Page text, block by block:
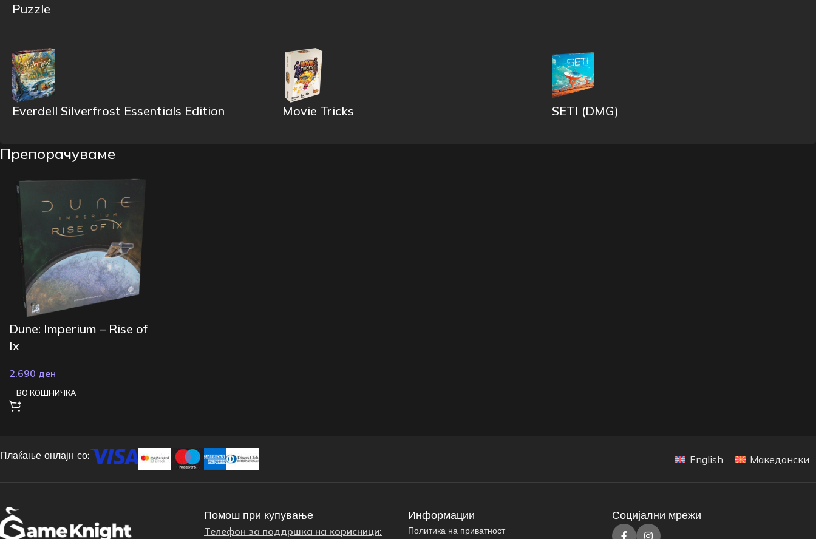
Puzzle
Everdell Silverfrost Essentials Edition Movie Tricks SETI (DMG)
Препорачуваме
Dune: Imperium – Rise of
Ix
2.690 ден
ВО КОШНИЧКА
Плаќање онлајн со: English Македонски
Помош при купување
Телефон за поддршка на корисници:
Информации
Политика на приватност
Социјални мрежи